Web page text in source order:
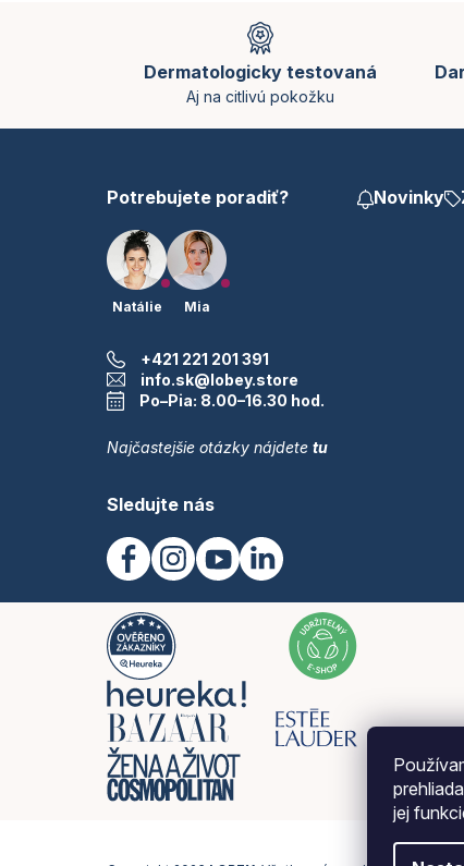
jej
i
Dermatologicky testovaná
Aj na citlivú pokožku
Potrebujete poradiť?
Natálie Mia
+421 221 201 391
info.sk@lobey.store
Po–Pia: 8.00–16.30 hod.
Najčastejšie otázky nájdete tu
Sledujte nás
Novinky